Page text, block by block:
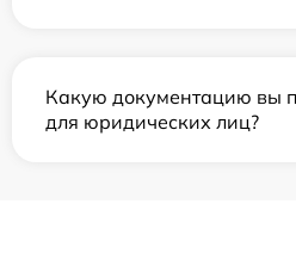
Какую документацию вы
для юридических лиц?